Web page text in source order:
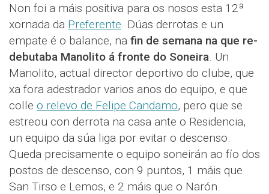
Non foi a máis positiva para os nosos esta 12ª
xornada da Preferente. Dúas derrotas e un
empate é o balance, na fin de semana na que re-
debutaba Manolito á fronte do Soneira. Un
Manolito, actual director deportivo do clube, que
xa fora adestrador varios anos do equipo, e que
colle o relevo de Felipe Candamo, pero que se
estreou con derrota na casa ante o Residencia,
un equipo da súa liga por evitar o descenso.
Queda precisamente o equipo soneirán ao fío dos
postos de descenso, con 9 puntos, 1 máis que
San Tirso e Lemos, e 2 máis que o Narón.